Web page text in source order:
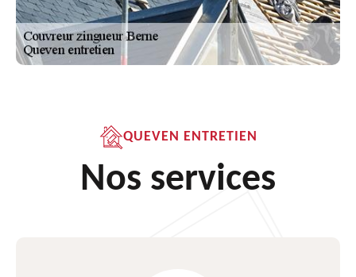
QUEVEN ENTRETIEN
Nos services